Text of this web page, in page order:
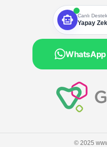
smart_toy Canlı Destek
Yapay
© 2025